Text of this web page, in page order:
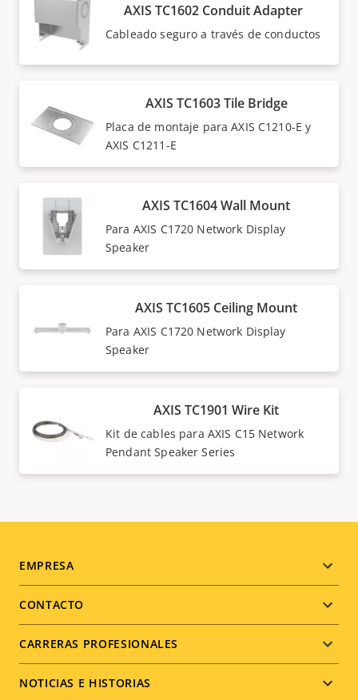
AXIS TC1602 Conduit Adapter
Cableado seguro a través de conductos
AXIS TC1603 Tile Bridge
Placa de montaje para AXIS C1210-E y
AXIS C1211-E
AXIS TC1604 Wall Mount
Para AXIS C1720 Network Display
Speaker
AXIS TC1605 Ceiling Mount
Para AXIS C1720 Network Display
Speaker
AXIS TC1901 Wire Kit
Kit de cables para AXIS C15 Network
Pendant Speaker Series
Footer
menu
EMPRESA
CONTACTO
CARRERAS PROFESIONALES
NOTICIAS E HISTORIAS